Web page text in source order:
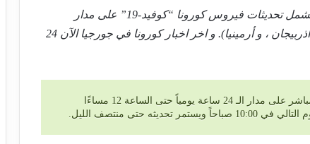
تقرير يومي محدث يصدر كل صباح بتوقيت تبليسي، ويشمل تحديثات فيروس كورونا “كوفيد-19” على مدار
الساعة في جورجيا وكذلك دول إقليم القوقاز (تركيا ، أذربيجان ، و أرمينيا). و اخر اخبار كورونا في جورجيا الآن 24
برجاء ملاحظة أننا نقوم بتحديث التقرير بشكل مباشر على مدار الـ 24 ساعة يومياً حتى الساعة 12 مساءًا
حتى منتصف الليل.